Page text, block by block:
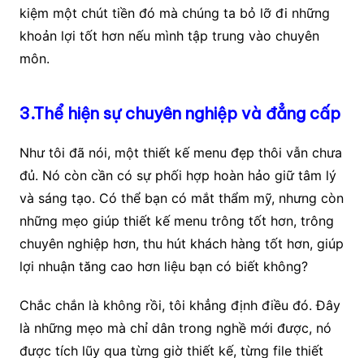
kiệm một chút tiền đó mà chúng ta bỏ lỡ đi những
khoản lợi tốt hơn nếu mình tập trung vào chuyên
môn.
3.Thể hiện sự chuyên nghiệp và đẳng cấp
Như tôi đã nói, một thiết kế menu đẹp thôi vẫn chưa
đủ. Nó còn cần có sự phối hợp hoàn hảo giữ tâm lý
và sáng tạo. Có thể bạn có mắt thẩm mỹ, nhưng còn
những mẹo giúp thiết kế menu trông tốt hơn, trông
chuyên nghiệp hơn, thu hút khách hàng tốt hơn, giúp
lợi nhuận tăng cao hơn liệu bạn có biết không?
Chắc chắn là không rồi, tôi khẳng định điều đó. Đây
là những mẹo mà chỉ dân trong nghề mới được, nó
được tích lũy qua từng giờ thiết kế, từng file thiết